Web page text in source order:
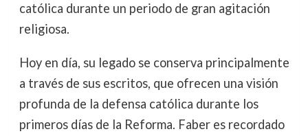
católica durante un periodo de gran agitación
religiosa.
Hoy en día, su legado se conserva principalmente
a través de sus escritos, que ofrecen una visión
profunda de la defensa católica durante los
primeros días de la Reforma. Faber es recordado